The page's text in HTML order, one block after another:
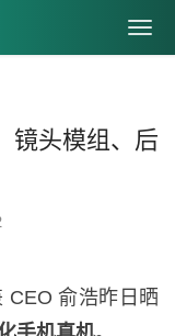
镜头模组、后
CEO 俞浩昨日晒